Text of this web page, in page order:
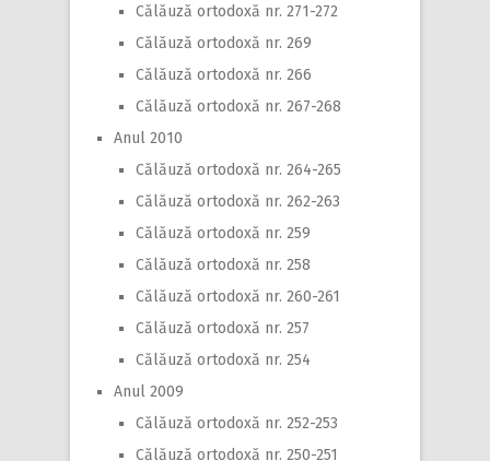
Călăuză ortodoxă nr. 271-272
Călăuză ortodoxă nr. 269
Călăuză ortodoxă nr. 266
Călăuză ortodoxă nr. 267-268
Anul 2010
Călăuză ortodoxă nr. 264-265
Călăuză ortodoxă nr. 262-263
Călăuză ortodoxă nr. 259
Călăuză ortodoxă nr. 258
Călăuză ortodoxă nr. 260-261
Călăuză ortodoxă nr. 257
Călăuză ortodoxă nr. 254
Anul 2009
Călăuză ortodoxă nr. 252-253
Călăuză ortodoxă nr. 250-251